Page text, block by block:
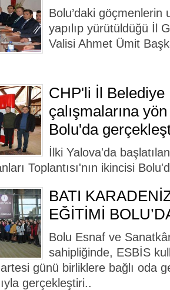
Bolu’daki göçmenlerin
yapılıp yürütüldüğü İl
Valisi Ahmet Ümit
CHP'li İl Belediye
çalışmalarına
Bolu'da
İlki Yalova'da
Toplantısı'nın ikincisi
BATI
EĞİTİMİ
Bolu Esnaf ve
sahipliğinde, ESBİS
günü birliklere bağlı oda
gerçekleştiri..